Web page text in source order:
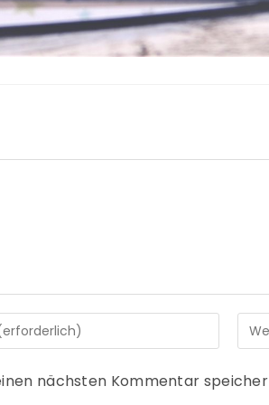
nächsten Kommentar